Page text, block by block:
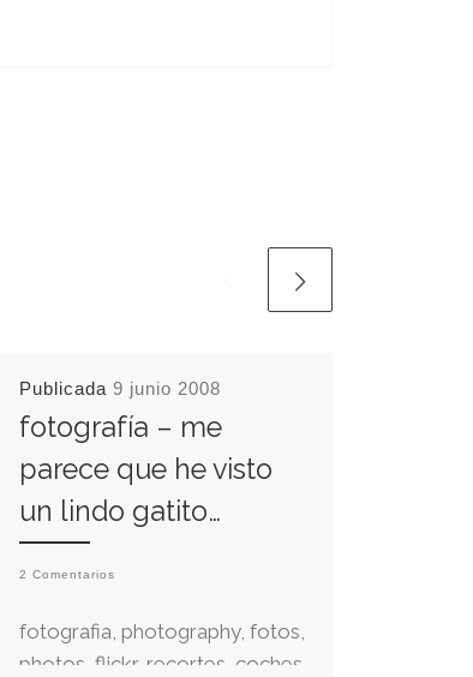
Publicada9 junio 2008
fotografía – me
parece que he visto
un lindo gatito…
2 Comentarios
fotografia, photography, fotos,
photos, flickr, recortes, coches,